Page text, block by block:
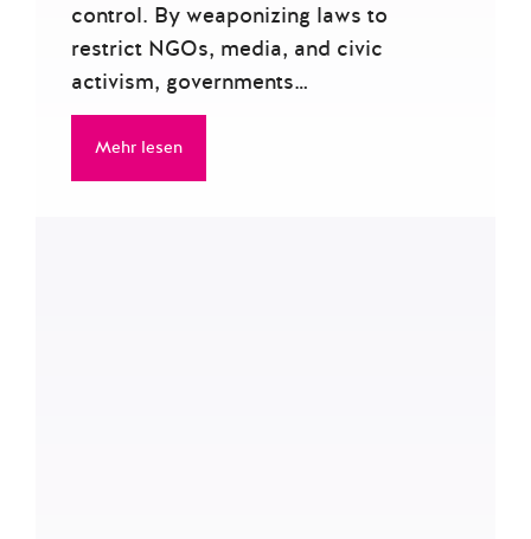
control. By weaponizing laws to
restrict NGOs, media, and civic
activism, governments…
Mehr lesen